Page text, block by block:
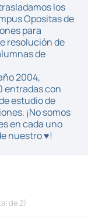
los
Opositas de
para
resolución de
de
2004,
entradas con
estudio de
¡No somos
en cada uno
nuestro ♥!
de 2)